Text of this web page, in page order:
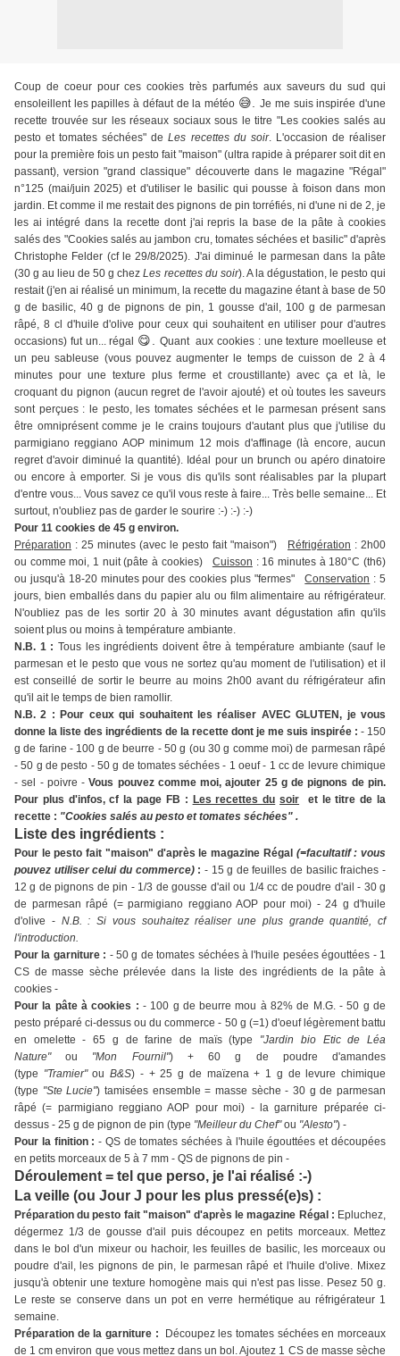
Coup de coeur pour ces cookies très parfumés aux saveurs du sud qui
ensoleillent les papilles à défaut de la météo 😅.Je me suis inspirée d'une
recette trouvée sur les réseaux sociaux sous le titre "Les cookies salés au
pesto et tomates séchées" deLes recettes du soir. L'occasion de réaliser
pour la première fois un pesto fait "maison" (ultra rapide à préparer soit dit en
passant), version "grand classique" découverte dans le magazine "Régal"
n°125 (mai/juin 2025) et d'utiliser le basilic qui pousse à foison dans mon
jardin. Et comme il me restait des pignons de pin torréfiés, ni d'une ni de 2, je
les ai intégré dans la recette dont j'ai repris la base de la pâte à cookies
salés des "Cookies salés au jambon cru, tomates séchées et basilic" d'après
Christophe Felder (cf le 29/8/2025). J'ai diminué le parmesan dans la pâte
(30 g au lieu de 50 g chezLes recettes du soir). A la dégustation, le pesto qui
restait (j'en ai réalisé un minimum, la recette du magazine étant à base de 50
g de basilic, 40 g de pignons de pin, 1 gousse d'ail, 100 g de parmesan
râpé, 8 cl d'huile d'olive pour ceux qui souhaitent en utiliser pour d'autres
occasions) fut un... régal 😋. Quant aux cookies : une texture moelleuse et
un peu sableuse (vous pouvez augmenter le temps de cuisson de 2 à 4
minutes pour une texture plus ferme et croustillante) avec ça et là, le
croquant du pignon (aucun regret de l'avoir ajouté) et où toutes les saveurs
sont perçues : le pesto, les tomates séchées et le parmesan présent sans
être omniprésent comme je le crains toujours d'autant plus que j'utilise du
parmigiano reggiano AOP minimum 12 mois d'affinage (là encore, aucun
regret d'avoir diminué la quantité). Idéal pour un brunch ou apéro dinatoire
ou encore à emporter. Si je vous dis qu'ils sont réalisables par la plupart
d'entre vous... Vous savez ce qu'il vous reste à faire... Très belle semaine... Et
surtout, n'oubliez pas de garder le sourire :-) :-) :-)
Pour 11 cookies de 45 g environ.
Préparation : 25 minutes (avec le pesto fait "maison") Réfrigération : 2h00
ou comme moi, 1 nuit (pâte à cookies) Cuisson : 16 minutes à 180°C (th6)
ou jusqu'à 18-20 minutes pour des cookies plus "fermes"Conservation : 5
jours, bien emballés dans du papier alu ou film alimentaire au réfrigérateur.
N'oubliez pas de les sortir 20 à 30 minutes avant dégustation afin qu'ils
soient plus ou moins à température ambiante.
N.B. 1 : Tous les ingrédients doivent être à température ambiante (sauf le
parmesan et le pesto que vous ne sortez qu'au moment de l'utilisation) et il
est conseillé de sortir le beurre au moins 2h00 avant du réfrigérateur afin
qu'il ait le temps de bien ramollir.
N.B. 2 : Pour ceux qui souhaitent les réaliser AVEC GLUTEN, je vous
donne la liste des ingrédients de la recette dont je me suis inspirée : - 150
g de farine - 100 g de beurre - 50 g (ou 30 g comme moi) de parmesan râpé
- 50 g de pesto - 50 g de tomates séchées - 1 oeuf - 1 cc de levure chimique
- sel - poivre -Vous pouvez comme moi, ajouter 25 g de pignons de pin.
Pour plus d'infos, cf la page FB : Les recettes du soir et le titre de la
recette : "Cookies salés au pesto et tomates séchées" .
Liste des ingrédients :
Pour le pesto fait "maison" d'après le magazine Régal (=facultatif : vous
pouvez utiliser celui du commerce): - 15 g de feuilles de basilic fraiches -
12 g de pignons de pin - 1/3 de gousse d'ail ou 1/4 cc de poudre d'ail - 30 g
de parmesan râpé (= parmigiano reggiano AOP pour moi) - 24 g d'huile
d'olive - N.B. : Si vous souhaitez réaliser une plus grande quantité, cf
l'introduction.
Pour la garniture : - 50 g de tomates séchées à l'huile pesées égouttées - 1
CS de masse sèche prélevée dans la liste des ingrédients de la pâte à
cookies -
Pour la pâte à cookies : - 100 g de beurre mou à 82% de M.G. - 50 g de
pesto préparé ci-dessus ou du commerce - 50 g (=1) d'oeuf légèrement battu
en omelette - 65 g de farine de maïs (type "Jardin bio Etic de Léa
Nature"ou "Mon Fournil") + 60 g de poudre d'amandes
(type "Tramier"ouB&S) - + 25 g de maïzena + 1 g de levure chimique
(type "Ste Lucie") tamisées ensemble = masse sèche - 30 g de parmesan
râpé (= parmigiano reggiano AOP pour moi) - la garniture préparée ci-
dessus - 25 g de pignon de pin (type "Meilleur du Chef"ou "Alesto") -
Pour la finition :- QS de tomates séchées à l'huile égouttées et découpées
en petits morceaux de 5 à 7 mm - QS de pignons de pin -
Déroulement = tel que perso, je l'ai réalisé :-)
La veille (ou Jour J pour les plus pressé(e)s) :
Préparation du pesto fait "maison" d'après le magazine Régal : Epluchez,
dégermez 1/3 de gousse d'ail puis découpez en petits morceaux. Mettez
dans le bol d'un mixeur ou hachoir, les feuilles de basilic, les morceaux ou
poudre d'ail, les pignons de pin, le parmesan râpé et l'huile d'olive. Mixez
jusqu'à obtenir une texture homogène mais qui n'est pas lisse. Pesez 50 g.
Le reste se conserve dans un pot en verre hermétique au réfrigérateur 1
semaine.
Préparation de la garniture :
Découpez les tomates séchées en morceaux
de 1 cm environ que vous mettez dans un bol. Ajoutez 1 CS de masse sèche